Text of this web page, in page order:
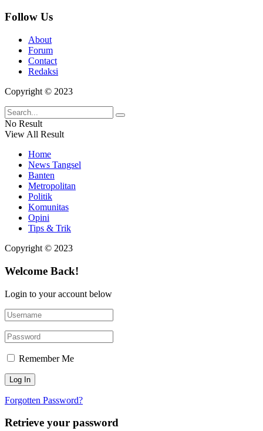
Follow Us
About
Forum
Contact
Redaksi
Copyright © 2023
No Result
View All Result
Home
News Tangsel
Banten
Metropolitan
Politik
Komunitas
Opini
Tips & Trik
Copyright © 2023
Welcome Back!
Login to your account below
Remember Me
Forgotten Password?
Retrieve your password